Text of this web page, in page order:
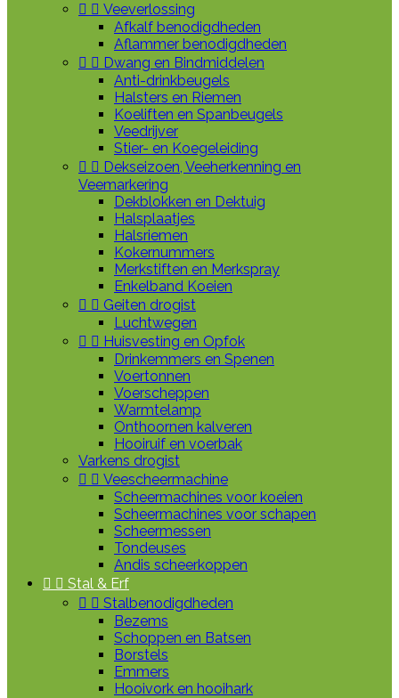
  Veeverlossing
Afkalf benodigdheden
Aflammer benodigdheden
  Dwang en Bindmiddelen
Anti-drinkbeugels
Halsters en Riemen
Koeliften en Spanbeugels
Veedrijver
Stier- en Koegeleiding
  Dekseizoen, Veeherkenning en
Veemarkering
Dekblokken en Dektuig
Halsplaatjes
Halsriemen
Kokernummers
Merkstiften en Merkspray
Enkelband Koeien
  Geiten drogist
Luchtwegen
  Huisvesting en Opfok
Drinkemmers en Spenen
Voertonnen
Voerscheppen
Warmtelamp
Onthoornen kalveren
Hooiruif en voerbak
Varkens drogist
  Veescheermachine
Scheermachines voor koeien
Scheermachines voor schapen
Scheermessen
Tondeuses
Andis scheerkoppen
  Stal & Erf
  Stalbenodigdheden
Bezems
Schoppen en Batsen
Borstels
Emmers
Hooivork en hooihark